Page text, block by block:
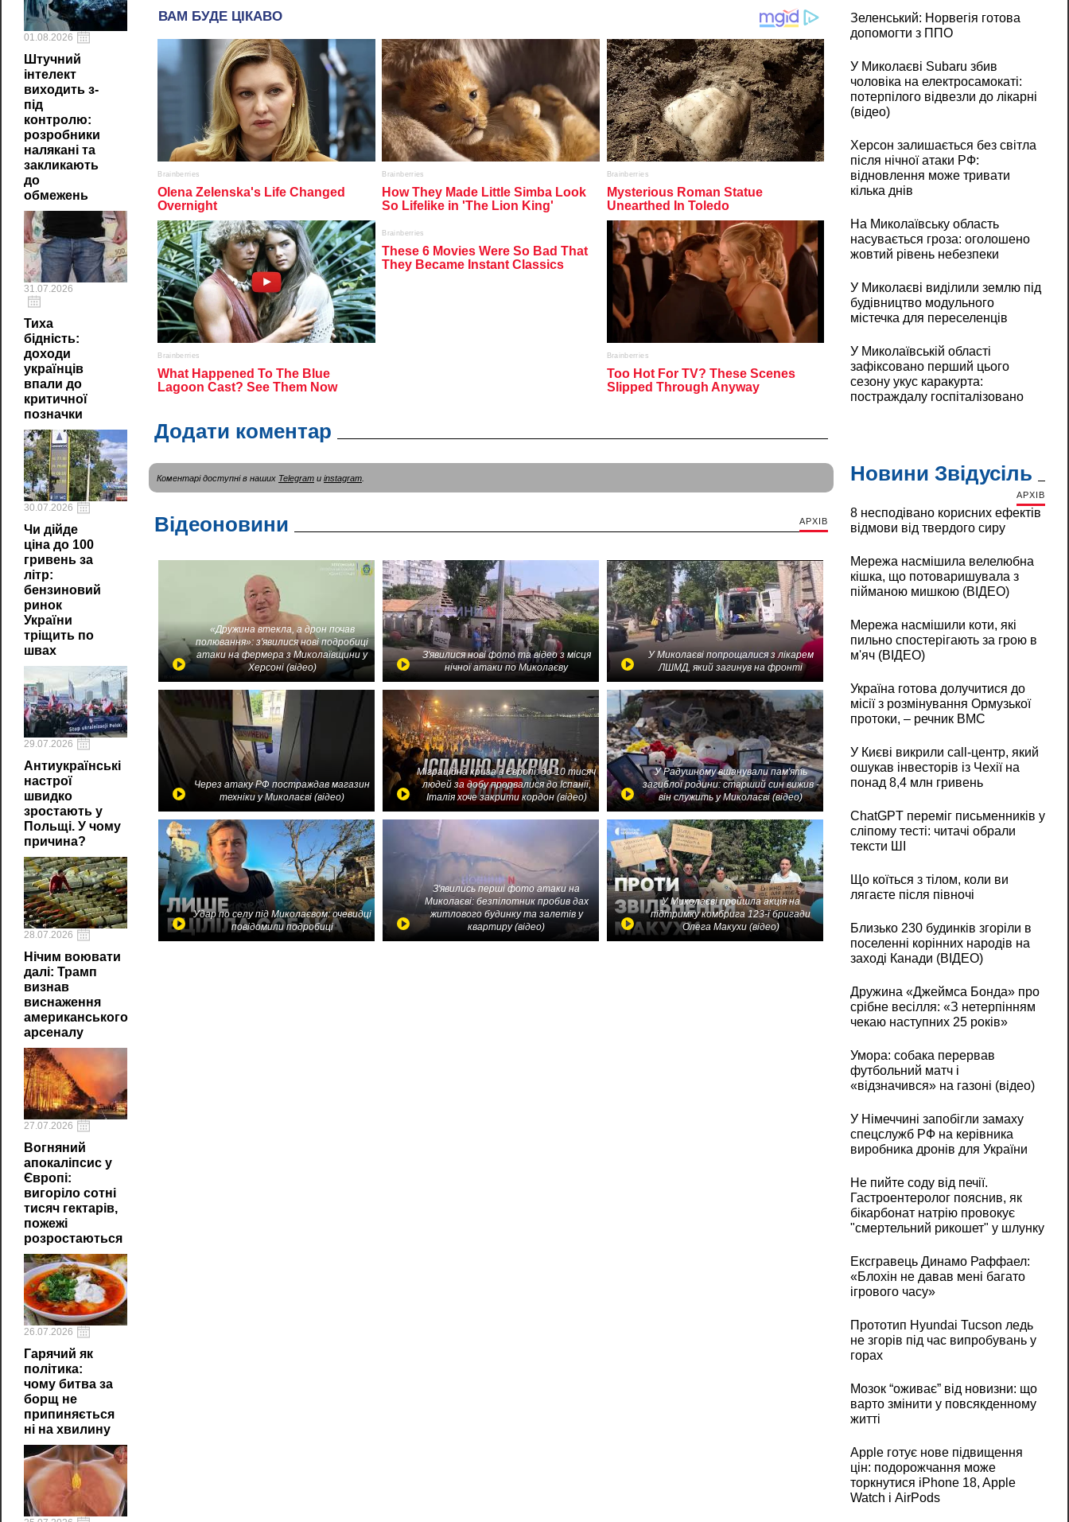
01.08.2026
Штучний
інтелект
виходить з-
під
контролю:
розробники
налякані та
закликають
до
обмежень
31.07.2026
Тиха
бідність:
доходи
українців
впали до
критичної
позначки
30.07.2026
Чи дійде
ціна до 100
гривень за
літр:
бензиновий
ринок
України
тріщить по
швах
29.07.2026
Антиукраїнські
настрої
швидко
зростають у
Польщі. У чому
причина?
28.07.2026
Нічим воювати
далі: Трамп
визнав
виснаження
американського
арсеналу
27.07.2026
Вогняний
апокаліпсис у
Європі:
вигоріло сотні
тисяч гектарів,
пожежі
розростаються
26.07.2026
Гарячий як
політика:
чому битва за
борщ не
припиняється
ні на хвилину
Додати коментар
Коментарі доступні в наших Telegram и instagram
Відеоновини АРХІВ
«Дружина втекла, а дрон почав
полювання»: з'явилися нові подробиці
атаки на фермера з Миколаївщини у
Херсоні (відео)
З'явилися нові фото та відео з місця
нічної атаки по Миколаєву
У Миколаєві попрощалися з лікарем
ЛШМД, який загинув на фронті
Через атаку РФ постраждав магазин
техніки у Миколаєві (відео)
Міграційна криза в Європі: до 10 тисяч
людей за добу прорвалися до Іспанії,
Італія хоче закрити кордон (відео)
У Радушному вшанували пам'ять
загиблої родини: старший син вижив -
він служить у Миколаєві (відео)
Удар по селу під Миколаєвом: очевидці
повідомили подробиці
З'явились перші фото атаки на
Миколаєві: безпілотник пробив дах
житлового будинку та залетів у
квартиру (відео)
У Миколаєві пройшла акція на
підтримку комбрига 123-ї бригади
Олега Макухи (відео)
Зеленський: Норвегія готова
допомогти з ППО
У Миколаєві Subaru збив
чоловіка на електросамокаті:
потерпілого відвезли до лікарні
(відео)
Херсон залишається без світла
після нічної атаки РФ:
відновлення може тривати
кілька днів
На Миколаївську область
насувається гроза: оголошено
жовтий рівень небезпеки
У Миколаєві виділили землю під
будівництво модульного
містечка для переселенців
У Миколаївській області
зафіксовано перший цього
сезону укус каракурта:
постраждалу госпіталізовано
Новини Звідусіль
АРХІВ
8 несподівано корисних ефектів
відмови від твердого сиру
Мережа насмішила велелюбна
кішка, що потоваришувала з
пійманою мишкою (ВІДЕО)
Мережа насмішили коти, які
пильно спостерігають за грою в
м'яч (ВІДЕО)
Україна готова долучитися до
місії з розмінування Ормузької
протоки, – речник ВМС
У Києві викрили call-центр, який
ошукав інвесторів із Чехії на
понад 8,4 млн гривень
ChatGPT переміг письменників у
сліпому тесті: читачі обрали
тексти ШІ
Що коїться з тілом, коли ви
лягаєте після півночі
Близько 230 будинків згоріли в
поселенні корінних народів на
заході Канади (ВІДЕО)
Дружина «Джеймса Бонда» про
срібне весілля: «З нетерпінням
чекаю наступних 25 років»
Умора: собака перервав
футбольний матч і
«відзначився» на газоні (відео)
У Німеччині запобігли замаху
спецслужб РФ на керівника
виробника дронів для України
Не пийте соду від печії.
Гастроентеролог пояснив, як
бікарбонат натрію провокує
"смертельний рикошет" у шлунку
Ексгравець Динамо Раффаел:
«Блохін не давав мені багато
ігрового часу»
Прототип Hyundai Tucson ледь
не згорів під час випробувань у
горах
Мозок “оживає” від новизни: що
варто змінити у повсякденному
житті
Apple готує нове підвищення
цін: подорожчання може
торкнутися iPhone 18, Apple
Watch і AirPods